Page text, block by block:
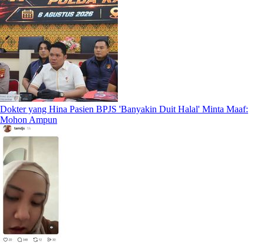
Dokter yang Hina Pasien BPJS 'Banyakin Duit Halal' Minta Maaf:
Mohon Ampun